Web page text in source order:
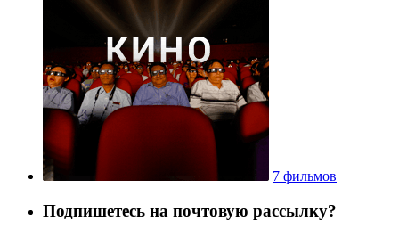
7 фильмов
Подпишетесь на почтовую рассылку?